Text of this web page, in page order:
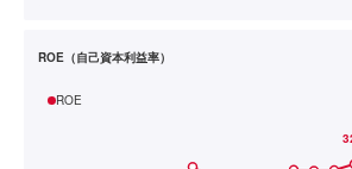
ROE（自己資本利益率）
ROE